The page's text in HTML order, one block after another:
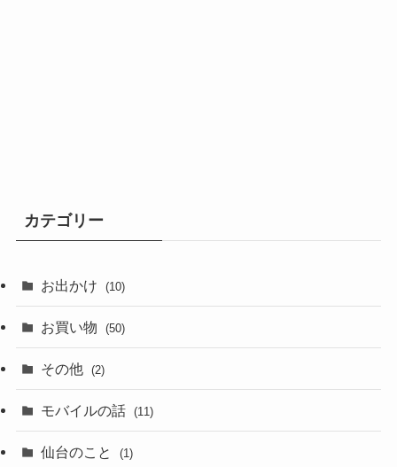
カテゴリー
お出かけ (10)
お買い物 (50)
その他 (2)
モバイルの話 (11)
仙台のこと (1)